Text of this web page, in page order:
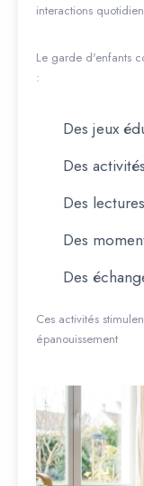
interactions
Le garde d'enfants
:
Des jeux
Des
Des
Des
Des
Ces activités
épanouissement